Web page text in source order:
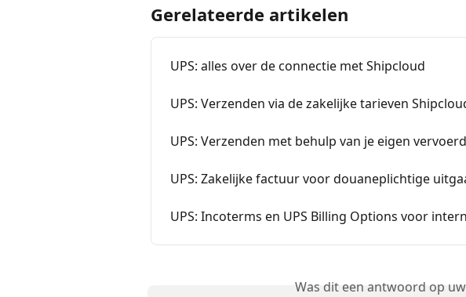
Gerelateerde artikelen
UPS: alles over de connectie met Shipcloud
UPS: Verzenden via de zakelijke tarieven
UPS: Verzenden met behulp van je eigen
UPS: Zakelijke factuur voor douaneplichtige
UPS: Incoterms en UPS Billing Options voor
Was dit een antwoord op